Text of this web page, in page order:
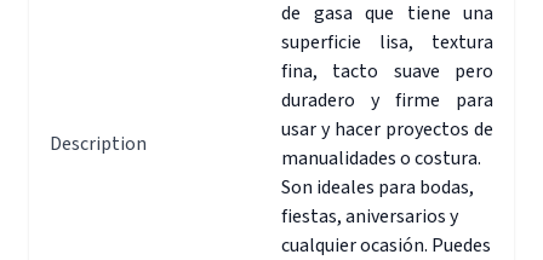
Description
de gasa que tiene una
superficie lisa, textura
fina, tacto suave pero
duradero y firme para
usar y hacer proyectos de
manualidades o costura.
Son ideales para bodas,
fiestas, aniversarios y
cualquier ocasión. Puedes